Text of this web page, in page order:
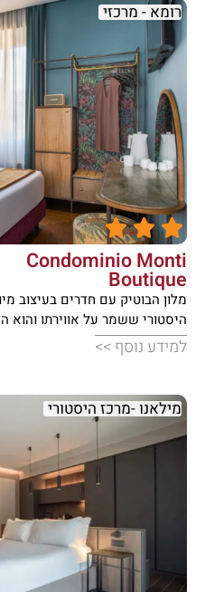





Condominio Monti
Boutique
מלון הבוטיק עם חדרים בעיצוב
היסטורי ששמר על אווירתו
למידע נוסף >>
רומא - מרכזי
מילאנו -מרכז היסטורי